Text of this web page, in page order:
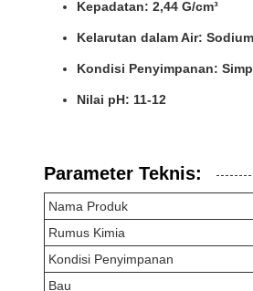
Kepadatan: 2,44 G/cm³
Kelarutan dalam Air:
Kondisi Penyimpanan:
Nilai pH: 11-12
Parameter Teknis:
Nama Produk
Rumus Kimia
Kondisi Penyimpanan
Bau